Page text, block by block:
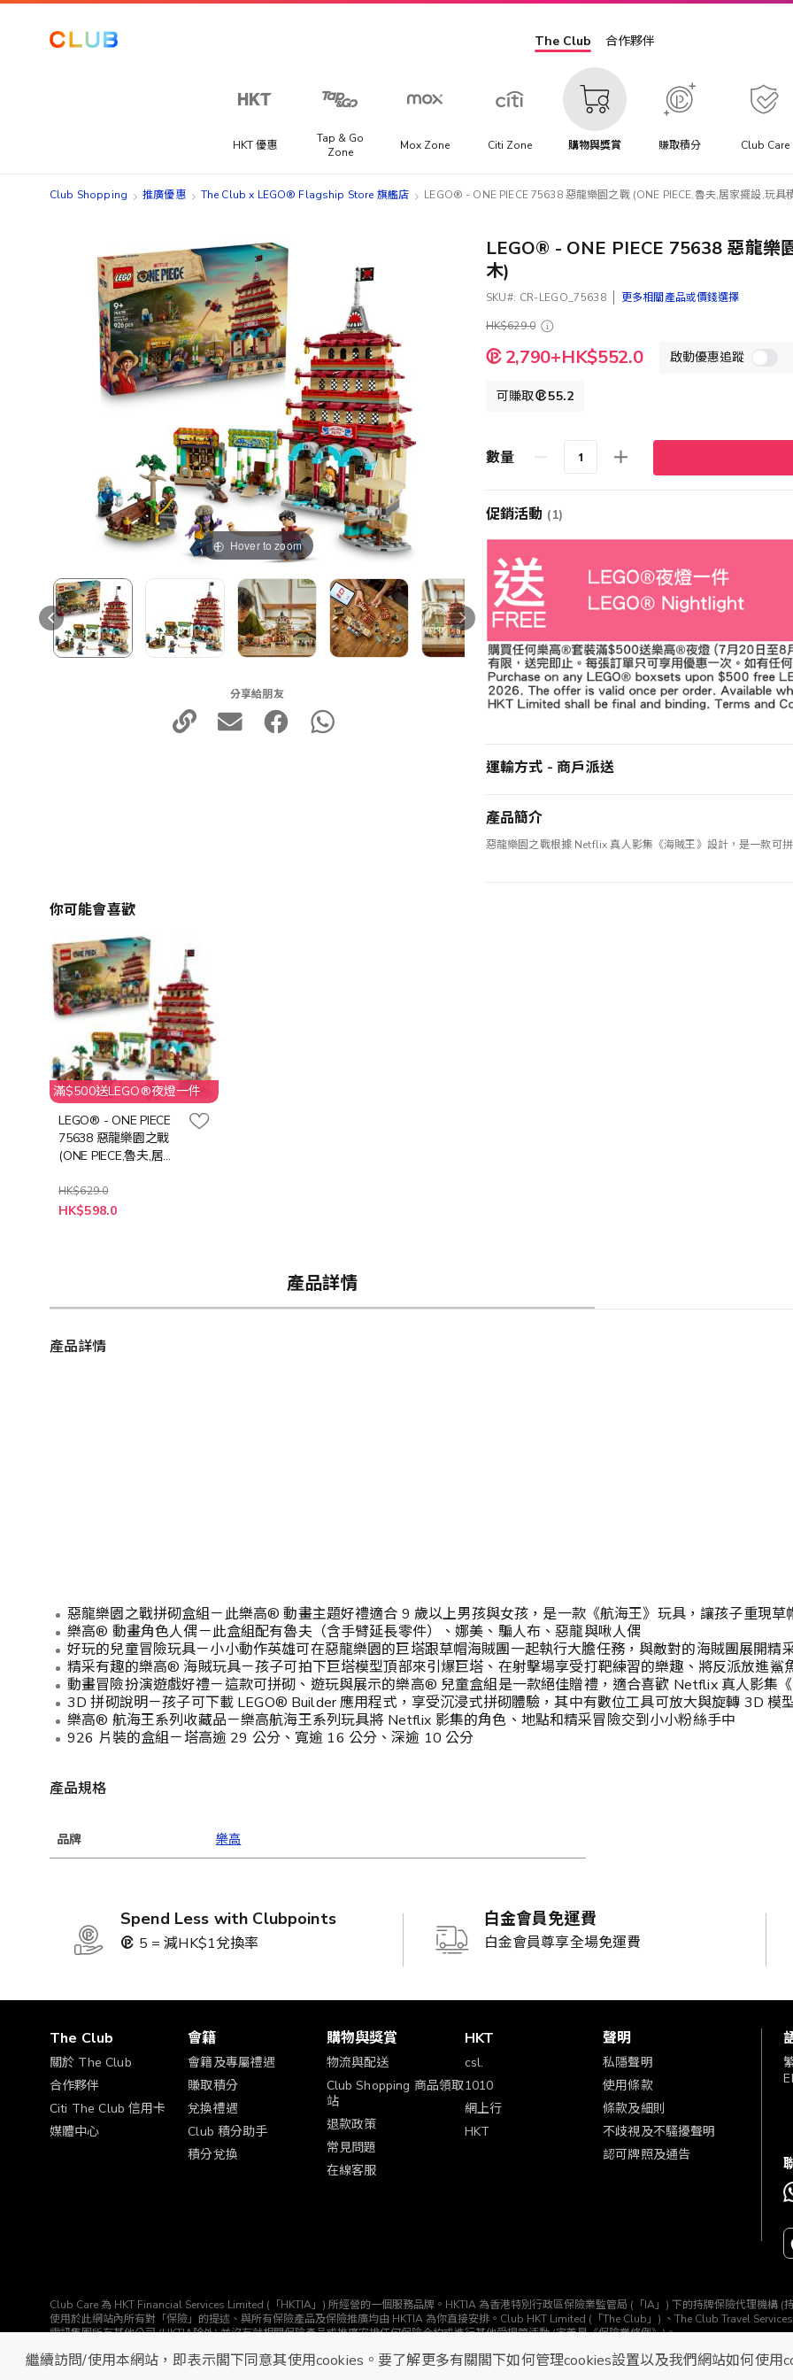
繼續訪問/使用本網站，即表示閣下同意其使用cookies。要了解更多有關閣下如何管理cookies設置以及我們網站如何使
The Club 合作夥伴
HKT 優惠
Tap & Go
Zone
Mox Zone Citi Zone 購物與獎賞 賺取積分 Club Care
Club Shopping 推廣優惠 The Club x LEGO® Flagship Store 旗艦店 LEGO® - ONE PIECE 75638 惡龍樂園之戰 (ONE PIECE,魯夫,居家擺設,玩具
beginning
Hover to zoom
分享給朋友
LEGO® - ONE PIECE 75638 惡龍樂
木)
SKU CR-LEGO_75638
更多相關產品或價錢選擇
HK$629.0
特
殊
啟動優惠追蹤
2,790+HK$552.0
可賺取 55.2
數量
促銷活動 (1)
運輸方式 - 商戶派送
產品簡介
惡龍樂園之戰根據 Netflix 真人影集《海賊王》設計，是一款可
你可能會喜歡
滿$500送LEGO®夜燈一件
LEGO® - ONE PIECE
75638 惡龍樂園之戰
(ONE PIECE,魯夫,居家
HK$629.0
特
HK$598.0
產品詳情
產品詳情
惡龍樂園之戰拼砌盒組－此樂高® 動畫主題好禮適合 9 歲以上男孩與女孩，是一款《航海王》玩具，讓孩子重現草
樂高® 動畫角色人偶－此盒組配有魯夫（含手臂延長零件）、娜美、騙人布、惡龍與啾人偶
好玩的兒童冒險玩具－小小動作英雄可在惡龍樂園的巨塔跟草帽海賊團一起執行大膽任務，與敵對的海賊團展開精
精采有趣的樂高® 海賊玩具－孩子可拍下巨塔模型頂部來引爆巨塔、在射擊場享受打靶練習的樂趣、將反派放進鯊
動畫冒險扮演遊戲好禮－這款可拼砌、遊玩與展示的樂高® 兒童盒組是一款絕佳贈禮，適合喜歡 Netflix 真人影集
3D 拼砌說明－孩子可下載 LEGO® Builder 應用程式，享受沉浸式拼砌體驗，其中有數位工具可放大與旋轉 3D 模
樂高® 航海王系列收藏品－樂高航海王系列玩具將 Netflix 影集的角色、地點和精采冒險交到小小粉絲手中
926 片裝的盒組－塔高逾 29 公分、寬逾 16 公分、深逾 10 公分
產品規格
品牌 樂高
Spend Less with Clubpoints
5 = 減HK$1兌換率
白金會員免運費
白金會員尊享全場免運費
The Club
關於 The Club
合作夥伴
Citi The Club 信用卡
媒體中心
會籍
會籍及專屬禮遇
賺取積分
兌換禮遇
Club 積分助手
積分兌換
購物與獎賞
物流與配送
Club Shopping 商品領取
站
退款政策
常見問題
在線客服
HKT
csl.
1010
網上行
HKT
聲明
私隱聲明
使用條款
條款及細則
不歧視及不騷擾聲明
認可牌照及通告
Club Care 為 HKT Financial Services Limited (「HKTIA」) 所經營的一個服務品牌。HKTIA 為香港特別行政區保險業監管局 (「IA」) 下的持牌保險代理機構 (
使用於此網站內所有對「保險」的提述、與所有保險產品及保險推廣均由 HKTIA 為你直接安排。Club HKT Limited (「The Club」) 、The Club Travel
電訊集團所有其他公司 (HKTIA除外) 並沒有就相關保險產品或推廣安排任何保險合約或進行其他受規管活動 (定義見《保險業條例》)。
© The Club 2026. 保留所有權利